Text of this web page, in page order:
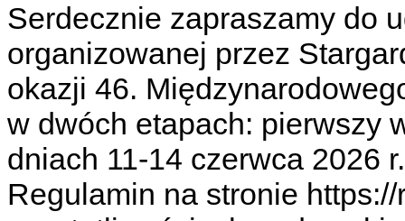
Serdecznie zapraszamy do
organizowanej przez
okazji 46.
w dwóch etapach: pierwszy
dniach 11-14 czerwca 2026
Regulamin na stronie